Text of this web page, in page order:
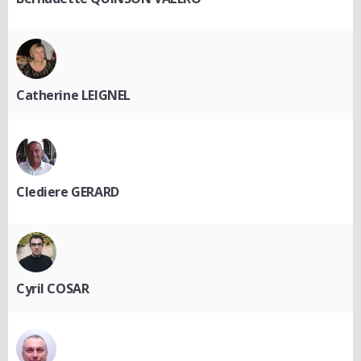
Catherine LEIGNEL
Clediere GERARD
Cyril COSAR